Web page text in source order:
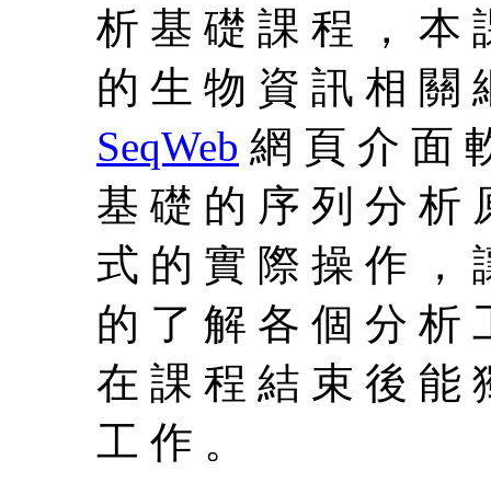
析 基 礎 課 程 ， 本
的 生 物 資 訊 相 關
SeqWeb 網 頁 介 面
基 礎 的 序 列 分 析
式 的 實 際 操 作 ，
的 了 解 各 個 分 析
在 課 程 結 束 後 能
工 作 。